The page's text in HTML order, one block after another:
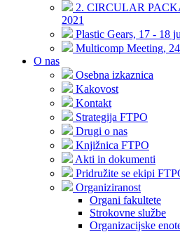
2. CIRCULAR
2021
Plastic Gears, 17 - 18
Multicomp Meeting,
O nas
Osebna izkaznica
Kakovost
Kontakt
Strategija FTPO
Drugi o nas
Knjižnica FTPO
Akti in dokumenti
Pridružite se ekipi
Organiziranost
Organi fakultete
Strokovne službe
Organizacijske